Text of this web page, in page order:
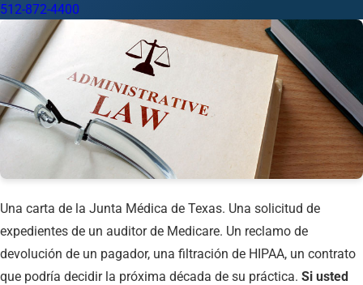
Austin 512-872-4400
Cambiar ubicación
Usar mi ubicación
Abilene
Amarillo Austin Corpus Christi
Dallas
El Paso
Fort Worth Houston Laredo Longview
Lubbock
McAllen
Midland San Angelo Wichita Falls
512-872-4400
Una carta de la Junta Médica de Texas. Una solicitud de
expedientes de un auditor de Medicare. Un reclamo de
devolución de un pagador, una filtración de HIPAA, un contrato
que podría decidir la próxima década de su práctica. Si usted